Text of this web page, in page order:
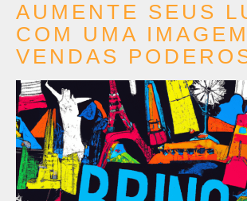
AUMENTE SEUS
COM UMA
VENDAS